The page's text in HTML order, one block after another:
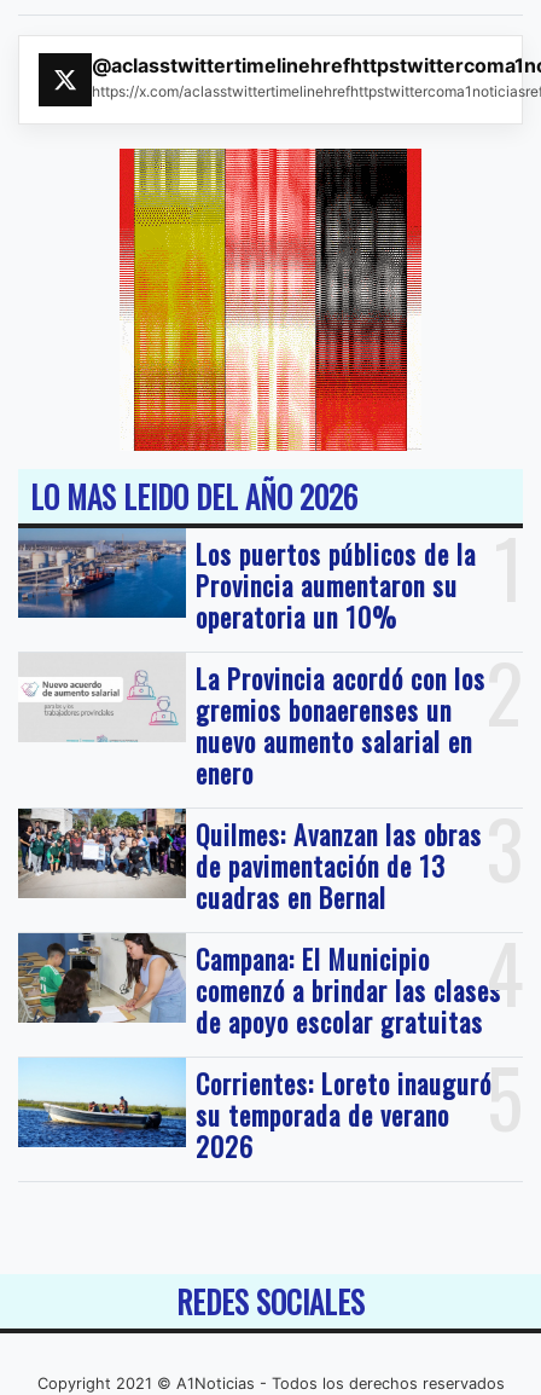
https://x.com/
LO MAS LEIDO DEL AÑO 2026
1
Los puertos públicos de la
Provincia aumentaron su
operatoria un 10%
2
La Provincia acordó con los
gremios bonaerenses un
nuevo aumento salarial en
enero
3
Quilmes: Avanzan las obras
de pavimentación de 13
cuadras en Bernal
4
Campana: El Municipio
comenzó a brindar las clases
de apoyo escolar gratuitas
5
Corrientes: Loreto inauguró
su temporada de verano
2026
REDES SOCIALES
Copyright 2021 © A1Noticias - Todos los derechos reservados